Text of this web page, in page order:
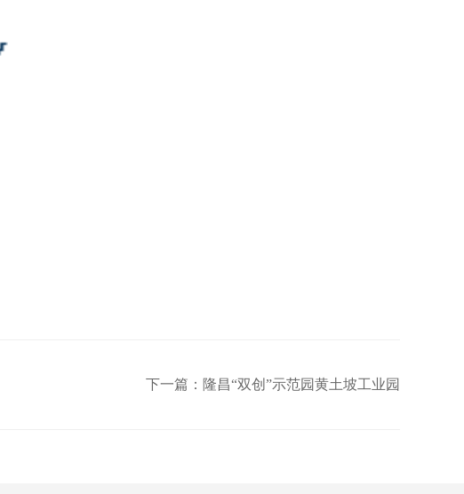
下一篇：隆昌“双创”示范园黄土坡工业园